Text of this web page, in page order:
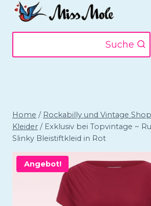
Zum
Inhalt
springen
Suche
Home / Rockabilly und Vintage Shop
Kleider / Exklusiv bei Topvintage ~
Slinky Bleistiftkleid in Rot
Angebot!